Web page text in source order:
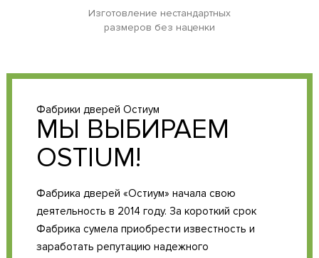
Изготовление нестандартных
размеров без наценки
Фабрики дверей Остиум
МЫ ВЫБИРАЕМ
OSTIUM!
Фабрика дверей «Остиум» начала свою
деятельность в 2014 году. За короткий срок
Фабрика сумела приобрести известность и
заработать репутацию надежного